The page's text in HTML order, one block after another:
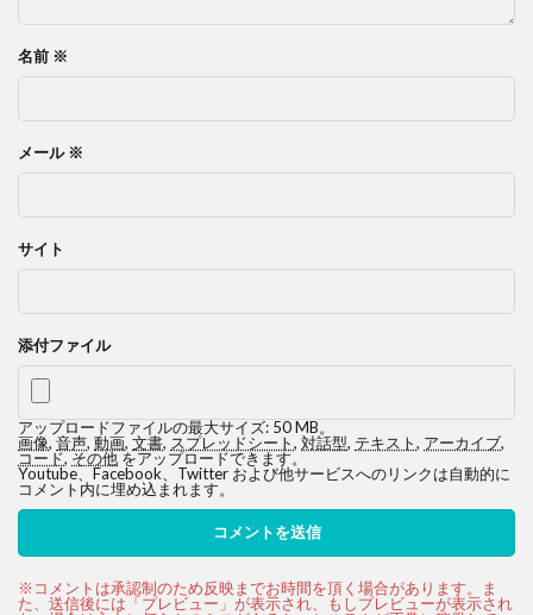
名前 ※
メール ※
サイト
添付ファイル
アップロードファイルの最大サイズ: 50 MB。
画像, 音声, 動画, 文書, スプレッドシート, 対話型, テキスト, アーカイブ,
コード,その他をアップロードできます。
Youtube、Facebook、Twitter および他サービスへのリンクは自動的に
コメント内に埋め込まれます。